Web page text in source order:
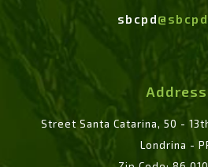
sbcpd
Address
Street Santa Catarina, 50 -
Londrina -